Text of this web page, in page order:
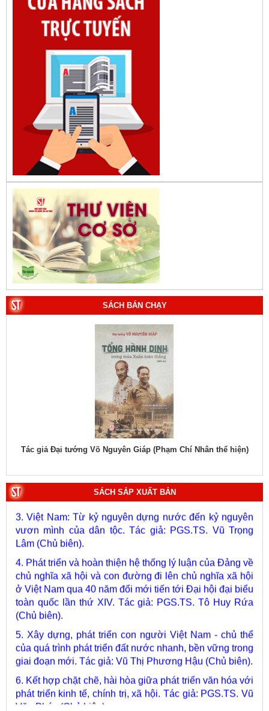
SÁCH BÁN CHẠY
Tác giả Đại tướng Võ Nguyên Giáp (Phạm Chí Nhân thể hiện)
SÁCH SẮP XUẤT BẢN
1. Bác Hồ ở Pháp. Tác giả: Bảo tàng Hồ Chí Minh.
soạn lịch sử Chính phủ.
3. Việt Nam: Từ kỷ nguyên dựng nước đến kỷ nguyên
vươn mình của dân tộc. Tác giả: PGS.TS. Vũ Trọng
Lâm (Chủ biên).
4. Phát triển và hoàn thiện hệ thống lý luận của Đảng về
chủ nghĩa xã hội và con đường đi lên chủ nghĩa xã hội
ở Việt Nam qua 40 năm đổi mới tiến tới Đại hội đại biểu
toàn quốc lần thứ XIV. Tác giả: PGS.TS. Tô Huy Rứa
(Chủ biên).
5. Xây dựng, phát triển con người Việt Nam - chủ thể
của quá trình phát triển đất nước nhanh, bền vững trong
giai đoạn mới. Tác giả: Vũ Thị Phương Hậu (Chủ biên).
6. Kết hợp chặt chẽ, hài hòa giữa phát triển văn hóa với
phát triển kinh tế, chính trị, xã hội. Tác giả: PGS.TS. Vũ
Văn Phúc (Chủ biên).